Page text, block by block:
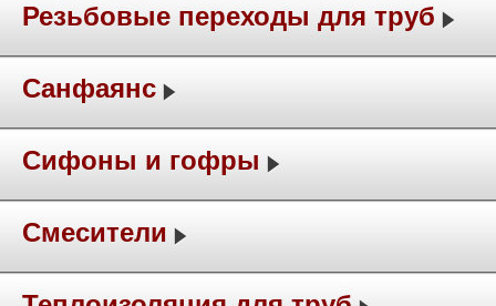
Резьбовые переходы для труб
Санфаянс
Сифоны и гофры
Смесители